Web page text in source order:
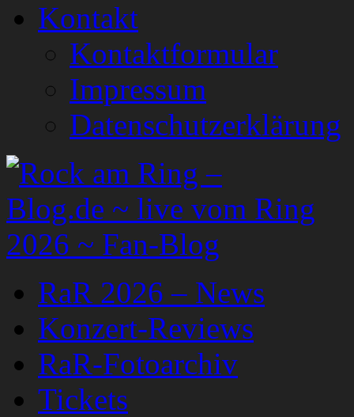
Kontakt
Kontaktformular
Impressum
Datenschutzerklärung
RaR 2026 – News
Konzert-Reviews
RaR-Fotoarchiv
Tickets